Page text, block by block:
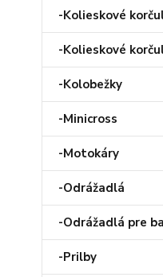
-Kolieskové
-Kolieskové
-Kolobežky
-Minicross
-Motokáry
-Odrážadlá
-Odrážadlá pre
-Prilby